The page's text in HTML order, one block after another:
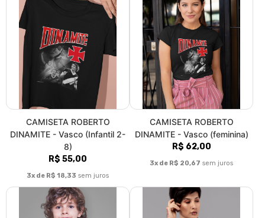
CAMISETA ROBERTO
DINAMITE - Vasco (Infantil 2-
8)
R$ 55,00
3x de R$ 18,33 sem juros
CAMISETA ROBERTO
DINAMITE - Vasco (feminina)
R$ 62,00
3x de R$ 20,67 sem juros